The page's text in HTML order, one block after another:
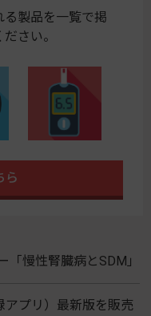
製品を一覧で掲
さい。
ら
「慢性腎臓病とSDM」
アプリ）最新版を販売